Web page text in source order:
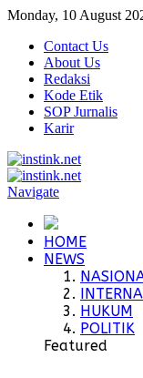
Monday, 10 August
Contact Us
About Us
Redaksi
Kode Etik
SOP Jurnalis
Karir
Navigate
HOME
NEWS
HUKUM
POLITIK
Featured